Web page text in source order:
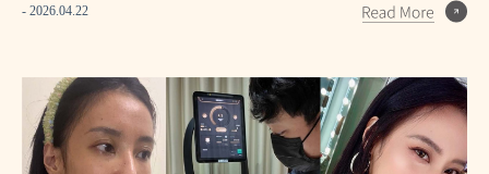
- 2026.04.22